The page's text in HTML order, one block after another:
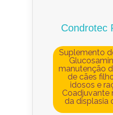
Condrotec
Suplemento
manutenção
de cães
idosos e
Coadjuvante
da displasia